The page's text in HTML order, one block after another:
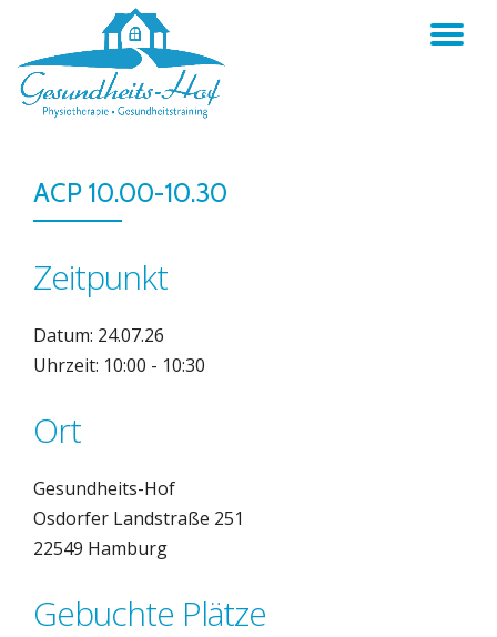
content
ACP 10.00-10.30
Zeitpunkt
Datum: 24.07.26
Uhrzeit: 10:00 - 10:30
Ort
Gesundheits-Hof
Osdorfer Landstraße 251
22549 Hamburg
Gebuchte Plätze